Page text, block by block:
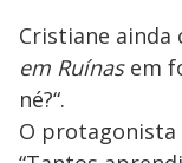
Cristiane ainda
em Ruínasem
né?“.
O protagonista